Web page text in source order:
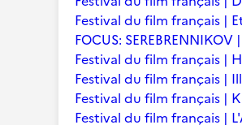
Festival du film français |
FOCUS: SEREBRENNIKOV
Festival du film français |
Festival du film français |
Festival du film français |
Festival du film français |